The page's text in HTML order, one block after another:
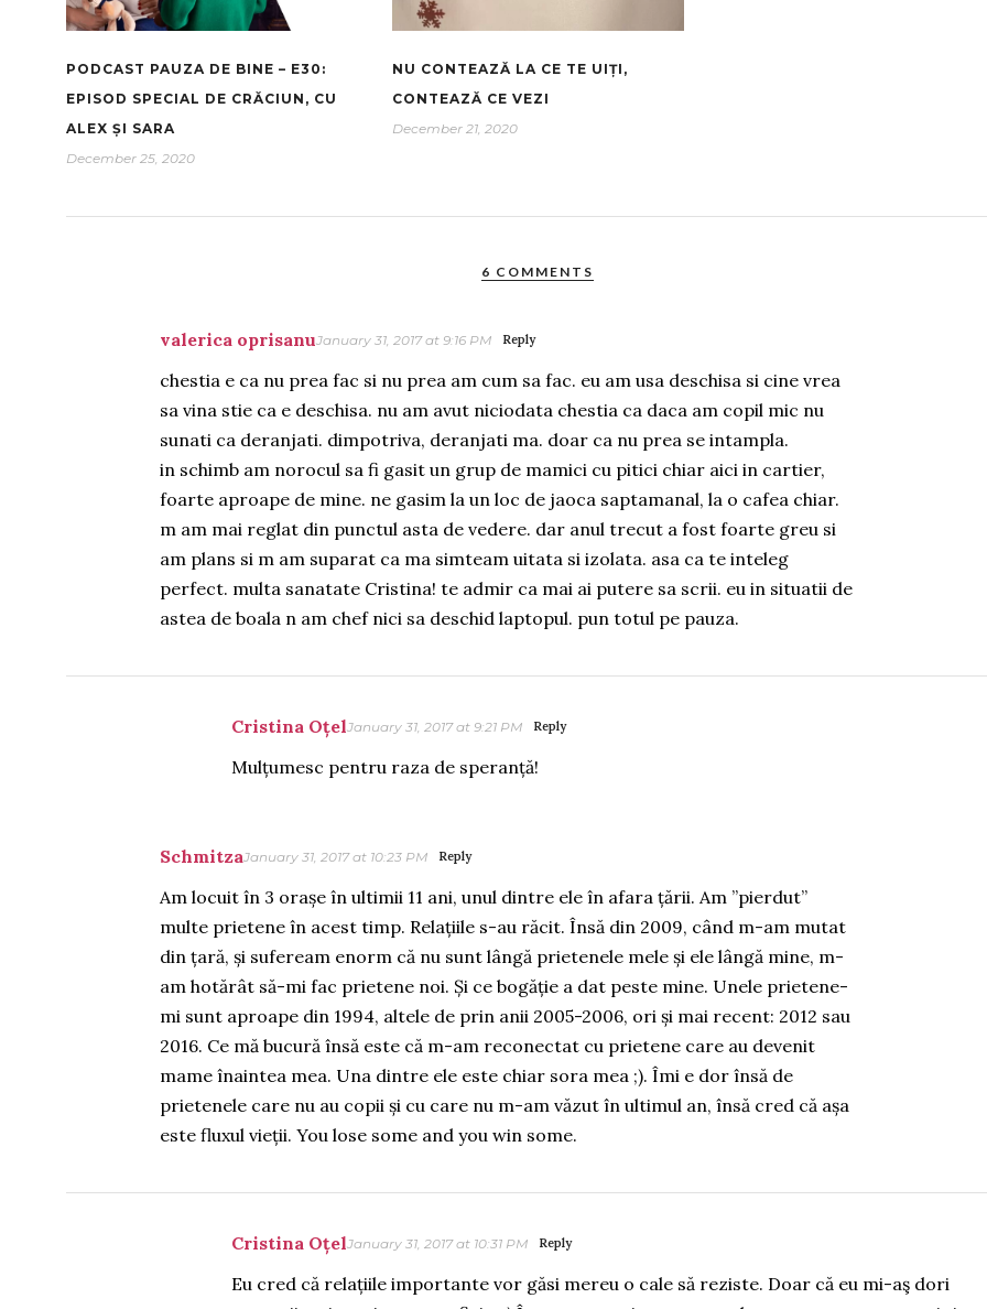
PODCAST PAUZA DE BINE – E30:
EPISOD SPECIAL DE CRĂCIUN, CU
ALEX ȘI SARA
December 25, 2020
NU CONTEAZĂ LA CE TE UIȚI,
CONTEAZĂ CE VEZI
December 21, 2020
6 COMMENTS
valerica oprisanuJanuary 31, 2017 at 9:16 PM Reply
chestia e ca nu prea fac si nu prea am cum sa fac. eu am usa deschisa si cine vrea
sa vina stie ca e deschisa. nu am avut niciodata chestia ca daca am copil mic nu
sunati ca deranjati. dimpotriva, deranjati ma. doar ca nu prea se intampla.
in schimb am norocul sa fi gasit un grup de mamici cu pitici chiar aici in cartier,
foarte aproape de mine. ne gasim la un loc de jaoca saptamanal, la o cafea chiar.
m am mai reglat din punctul asta de vedere. dar anul trecut a fost foarte greu si
am plans si m am suparat ca ma simteam uitata si izolata. asa ca te inteleg
perfect. multa sanatate Cristina! te admir ca mai ai putere sa scrii. eu in situatii de
astea de boala n am chef nici sa deschid laptopul. pun totul pe pauza.
Cristina OțelJanuary 31, 2017 at 9:21 PM Reply
Mulțumesc pentru raza de speranță!
SchmitzaJanuary 31, 2017 at 10:23 PM Reply
Am locuit în 3 orașe în ultimii 11 ani, unul dintre ele în afara țării. Am ”pierdut”
multe prietene în acest timp. Relațiile s-au răcit. Însă din 2009, când m-am mutat
din țară, și sufeream enorm că nu sunt lângă prietenele mele și ele lângă mine, m-
am hotărât să-mi fac prietene noi. Și ce bogăție a dat peste mine. Unele prietene-
mi sunt aproape din 1994, altele de prin anii 2005-2006, ori și mai recent: 2012 sau
2016. Ce mă bucură însă este că m-am reconectat cu prietene care au devenit
mame înaintea mea. Una dintre ele este chiar sora mea ;). Îmi e dor însă de
prietenele care nu au copii și cu care nu m-am văzut în ultimul an, însă cred că așa
este fluxul vieții. You lose some and you win some.
Cristina OțelJanuary 31, 2017 at 10:31 PM Reply
Eu cred că relațiile importante vor găsi mereu o cale să reziste. Doar că eu mi-aş dori